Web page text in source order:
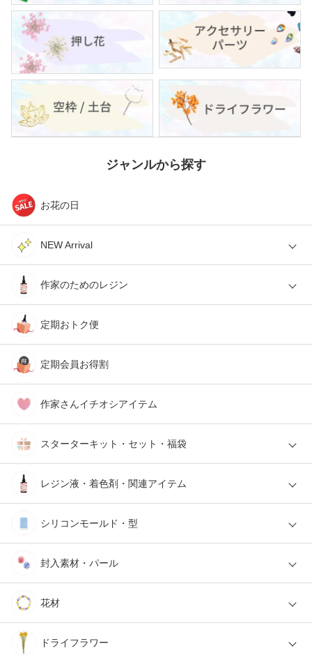
ジャンルから探す
お花の日
NEW Arrival
作家のためのレジン
定期おトク便
定期会員お得割
作家さんイチオシアイテム
スターターキット・セット・福袋
レジン液・着色剤・関連アイテム
シリコンモールド・型
封入素材・パール
花材
ドライフラワー